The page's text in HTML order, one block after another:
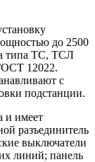
до 2500
типа ТС, ТСЛ
12022.
с
подстанции.
и имеет
разъединитель
выключатели
линий; панель